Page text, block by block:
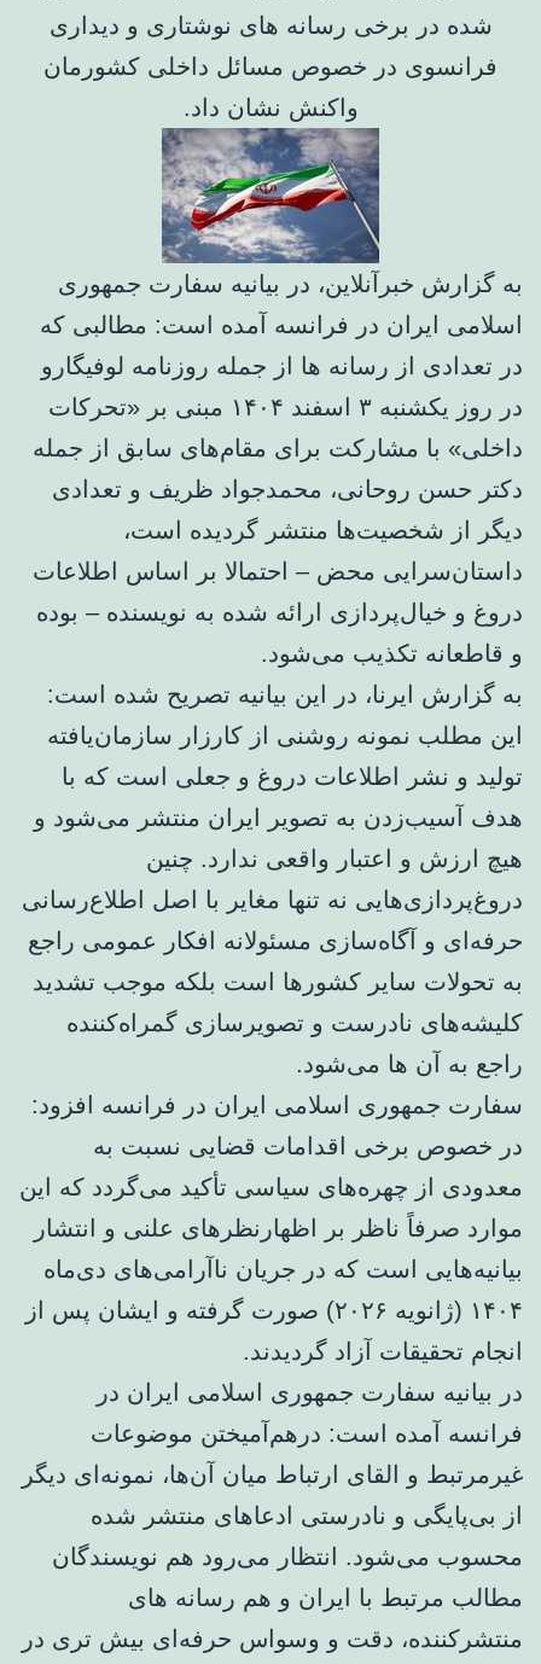
شده در برخی رسانه های نوشتاری و دیداری
فرانسوی در خصوص مسائل داخلی کشورمان
واکنش نشان داد.
به گزارش خبرآنلاین، در بیانیه سفارت جمهوری
اسلامی ایران در فرانسه آمده است: مطالبی که
در تعدادی از رسانه ها از جمله روزنامه لوفیگارو
در روز یکشنبه ۳ اسفند ۱۴۰۴ مبنی بر «تحرکات
داخلی» با مشارکت برای مقام‌های سابق از جمله
دکتر حسن روحانی، محمدجواد ظریف و تعدادی
دیگر از شخصیت‌ها منتشر گردیده است،
داستان‌سرایی محض – احتمالا بر اساس اطلاعات
دروغ و خیال‌پردازی ارائه شده به نویسنده – بوده
و قاطعانه تکذیب می‌شود.
به گزارش ایرنا، در این بیانیه تصریح شده است:
این مطلب نمونه روشنی از کارزار سازمان‌یافته
تولید و نشر اطلاعات دروغ و جعلی است که با
هدف آسیب‌زدن به تصویر ایران منتشر می‌شود و
هیچ ارزش و اعتبار واقعی ندارد. چنین
دروغ‌پردازی‌هایی نه تنها مغایر با اصل اطلاع‌رسانی
حرفه‌ای و آگاه‌سازی مسئولانه افکار عمومی راجع
به تحولات سایر کشورها است بلکه موجب تشدید
کلیشه‌های نادرست و تصویرسازی گمراه‌کننده
راجع به آن ها می‌شود.
سفارت جمهوری اسلامی ایران در فرانسه افزود:
در خصوص برخی اقدامات قضایی نسبت به
معدودی از چهره‌های سیاسی تأکید می‌گردد که این
موارد صرفاً ناظر بر اظهارنظرهای علنی و انتشار
بیانیه‌هایی است که در جریان ناآرامی‌های دی‌ماه
۱۴۰۴ (ژانویه ۲۰۲۶) صورت گرفته و ایشان پس از
انجام تحقیقات آزاد گردیدند.
در بیانیه سفارت جمهوری اسلامی ایران در
فرانسه آمده است: درهم‌آمیختن موضوعات
غیرمرتبط و القای ارتباط میان آن‌ها، نمونه‌ای دیگر
از بی‌پایگی و نادرستی ادعاهای منتشر شده
محسوب می‌شود. انتظار می‌رود هم نویسندگان
مطالب مرتبط با ایران و هم رسانه های
منتشرکننده، دقت و وسواس حرفه‌ای بیش تری در